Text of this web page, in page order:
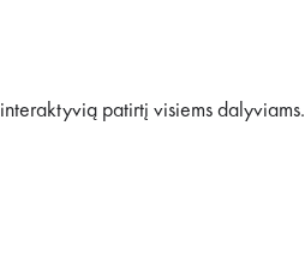
patirtį visiems dalyviams.